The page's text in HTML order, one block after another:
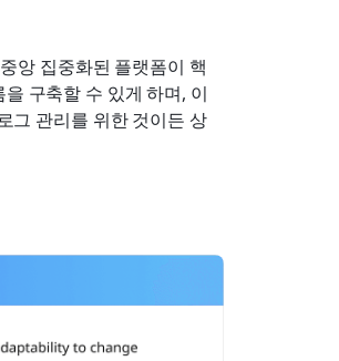
앙 집중화된 플랫폼이 핵
구축할 수 있게 하며, 이
그 관리를 위한 것이든 상